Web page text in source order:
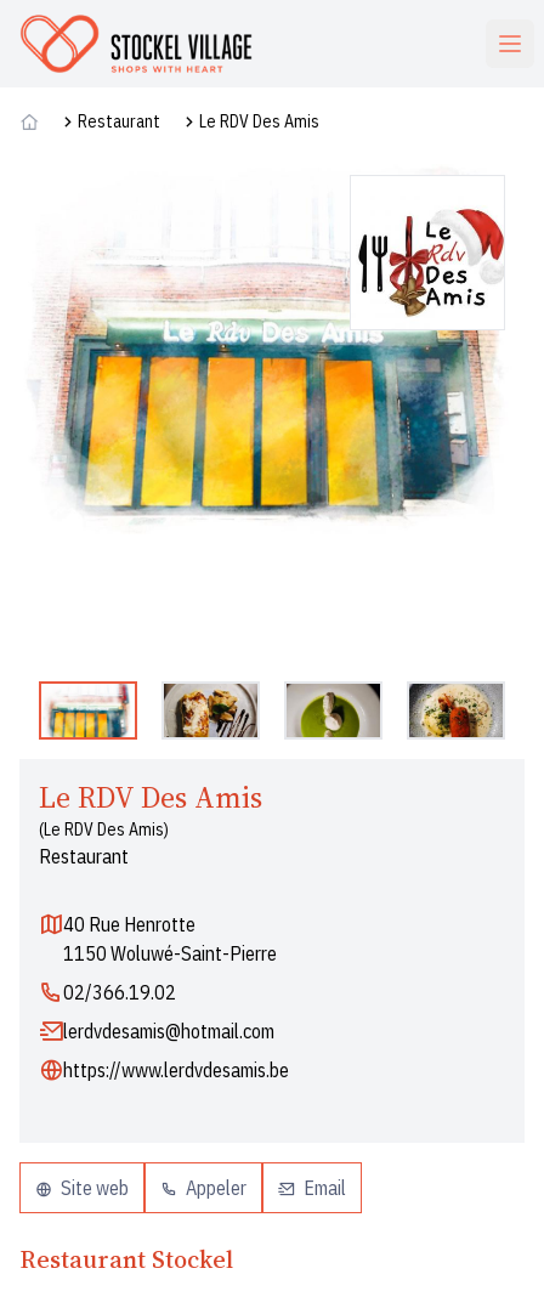
Commerces
Restaurant Le RDV Des Amis
Le RDV Des Amis
(Le RDV Des Amis)
Restaurant
40 Rue Henrotte
1150 Woluwé-Saint-Pierre
02/366.19.02
lerdvdesamis@hotmail.com
https://www.lerdvdesamis.be
Site web Appeler Email
Restaurant Stockel